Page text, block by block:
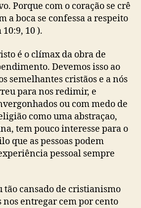
Porque com o coração se crê
a boca se confessa a respeito
10:9, 10 ).
é o clímax da obra de
Devemos isso ao
semelhantes cristãos e a nós
para nos redimir, e
ou com medo de
como uma abstraçao,
tem pouco interesse para o
que as pessoas podem
pessoal sempre
tão cansado de cristianismo
nos entregar cem por cento